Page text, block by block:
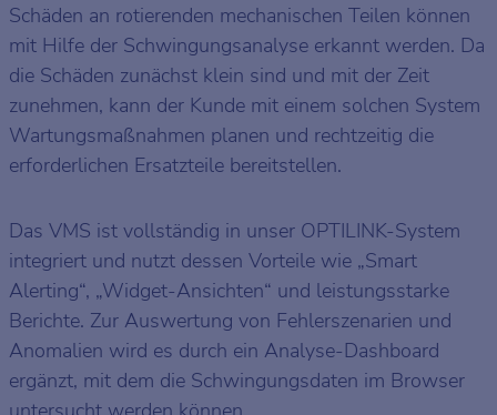
Schäden an rotierenden mechanischen Teilen können
mit Hilfe der Schwingungsanalyse erkannt werden. Da
die Schäden zunächst klein sind und mit der Zeit
zunehmen, kann der Kunde mit einem solchen System
Wartungsmaßnahmen planen und rechtzeitig die
erforderlichen Ersatzteile bereitstellen.
Das VMS ist vollständig in unser OPTILINK-System
integriert und nutzt dessen Vorteile wie „Smart
Alerting“, „Widget-Ansichten“ und leistungsstarke
Berichte. Zur Auswertung von Fehlerszenarien und
Anomalien wird es durch ein Analyse-Dashboard
ergänzt, mit dem die Schwingungsdaten im Browser